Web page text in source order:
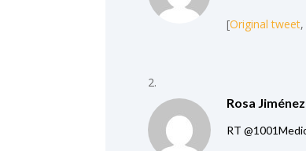
[Original tweet,
Rosa
RT